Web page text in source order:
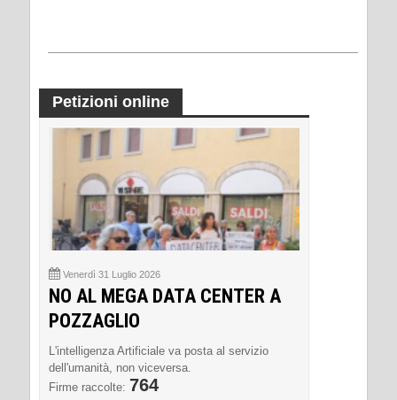
Petizioni online
Venerdì 31 Luglio 2026
NO AL MEGA DATA CENTER A
POZZAGLIO
L'intelligenza Artificiale va posta al servizio
dell'umanità, non viceversa.
Firme raccolte: 764